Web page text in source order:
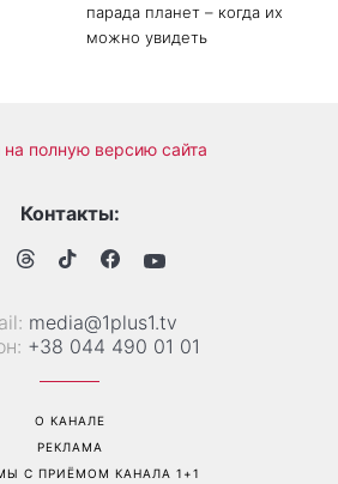
парада планет – когда их
можно увидеть
на полную версию сайта
Контакты:
media@1plus1.tv
+38 044 490 01 01
О КАНАЛЕ
РЕКЛАМА
С ПРИЁМОМ КАНАЛА 1+1